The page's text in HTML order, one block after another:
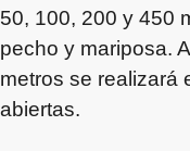
50, 100, 200 y 450
pecho y mariposa.
metros se realizará
abiertas.